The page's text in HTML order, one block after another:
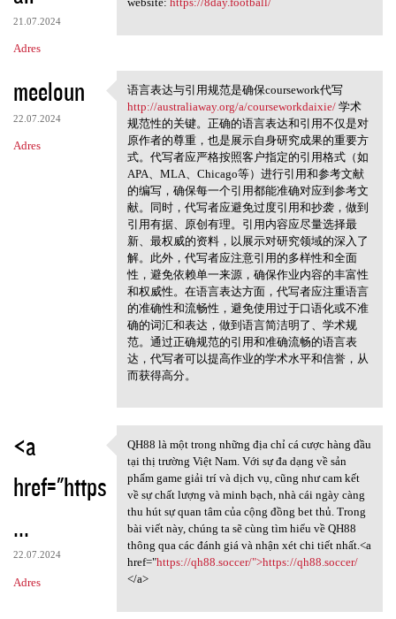
21.07.2024
Adres
meeloun
22.07.2024
Adres
语言表达与引用规范是确保
coursework代写
语言表达与引用规范是确保coursework代写
http://australiaway.org/a/courseworkdaixie/学术
规范性的关键。正确的语言表达和引用不仅是对
原作者的尊重，也是展示自身研究成果的重要方
式。代写者应严格按照客户指定的引用格式（如
APA、MLA、Chicago等）进行引用和参考文献
的编写，确保每一个引用都能准确对应到参考文
献。同时，代写者应避免过度引用和抄袭，做到
引用有据、原创有理。引用内容应尽量选择最
新、最权威的资料，以展示对研究领域的深入了
解。此外，代写者应注意引用的多样性和全面
性，避免依赖单一来源，确保作业内容的丰富性
和权威性。在语言表达方面，代写者应注重语言
的准确性和流畅性，避免使用过于口语化或不准
确的词汇和表达，做到语言简洁明了、学术规
范。通过正确规范的引用和准确流畅的语言表
达，代写者可以提高作业的学术水平和信誉，从
而获得高分。
<a
href="https
...
22.07.2024
Adres
QH88 là một trong những địa
QH88 là một trong những địa chỉ cá cược hàng đầu
tại thị trường Việt Nam. Với sự đa dạng về sản
phẩm game giải trí và dịch vụ, cũng như cam kết
về sự chất lượng và minh bạch, nhà cái ngày càng
thu hút sự quan tâm của cộng đồng bet thủ. Trong
bài viết này, chúng ta sẽ cùng tìm hiểu về QH88
thông qua các đánh giá và nhận xét chi tiết nhất.<a
href="https://qh88.soccer/">https://qh88.soccer/
</a>